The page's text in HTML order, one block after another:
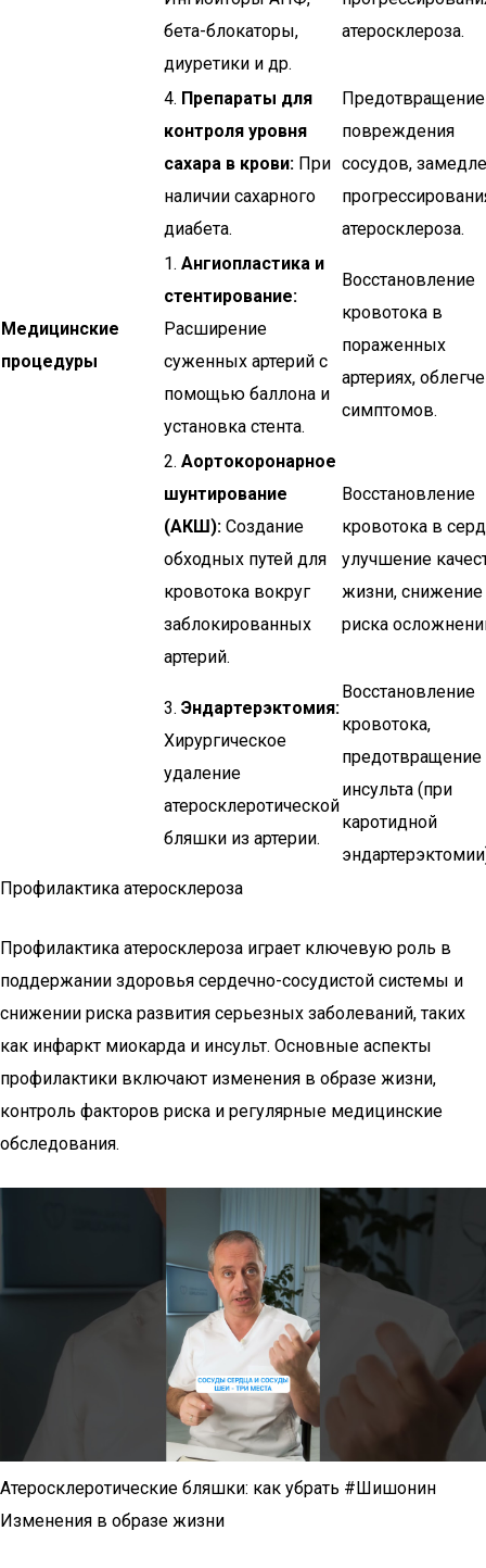
бета-блокаторы,
диуретики и др.
атеросклероза.
4. Препараты для
контроля уровня
сахара в крови: При
наличии сахарного
диабета.
Предотвращение
повреждения
сосудов,
атеросклероза.
Медицинские
процедуры
1. Ангиопластика и
стентирование:
Расширение
суженных артерий с
помощью баллона и
установка стента.
Восстановление
кровотока в
пораженных
артериях,
симптомов.
2. Аортокоронарное
шунтирование
(АКШ): Создание
обходных путей для
кровотока вокруг
заблокированных
артерий.
Восстановление
кровотока в
улучшение
жизни, снижение
риска
3. Эндартерэктомия:
Хирургическое
удаление
атеросклеротической
бляшки из артерии.
Восстановление
кровотока,
предотвращение
инсульта (при
каротидной
Профилактика атеросклероза
Профилактика атеросклероза играет ключевую роль в
поддержании здоровья сердечно-сосудистой системы и
снижении риска развития серьезных заболеваний, таких
как инфаркт миокарда и инсульт. Основные аспекты
профилактики включают изменения в образе жизни,
контроль факторов риска и регулярные медицинские
обследования.
Атеросклеротические бляшки: как убрать #Шишонин
Изменения в образе жизни